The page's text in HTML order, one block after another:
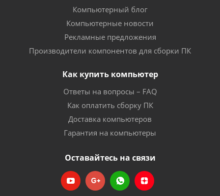
Компьютерный блог
Компьютерные новости
Рекламные предложения
Производители компонентов для сборки ПК
Как купить компьютер
Ответы на вопросы – FAQ
Как оплатить сборку ПК
Доставка компьютеров
Гарантия на компьютеры
Оставайтесь на связи